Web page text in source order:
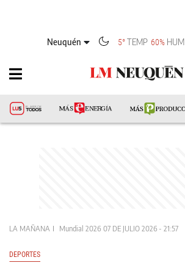
Neuquén 5° TEMP 60% HUM
LA MAÑANA Mundial 2026 07 DE JULIO 2026 - 21:57
DEPORTES